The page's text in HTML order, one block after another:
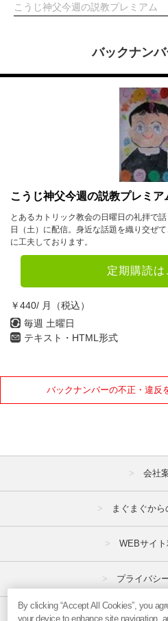
こうじ神父今週の説教プレミアム
バックナンバ
こうじ神父今週の説教プレミア
とあるカトリック教会の日曜日の礼拝で
日（土）に配信。身近な話題を織り交ぜ
に工夫しております。
定期購読は
￥440/ 月（税込）
毎週 土曜日
テキスト・HTML形式
バックナンバーの不正・違反
会社
まぐまぐか
WEBサイ
プライバシ
特定商
By clicking “Accept All Cookies”, you
your device to enhance site navigation,